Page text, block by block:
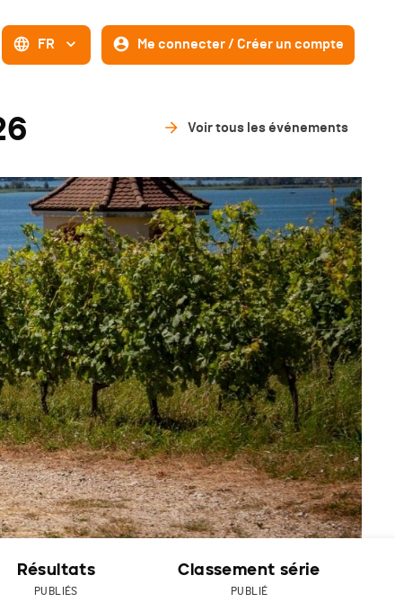
FR Me connecter / Créer un compte
Voir tous les événements
Résultats
PUBLIÉS
Classement série
PUBLIÉ